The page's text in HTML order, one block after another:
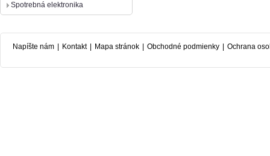
Spotrebná elektronika
Napíšte nám Kontakt Mapa stránok Obchodné podmienky Ochrana